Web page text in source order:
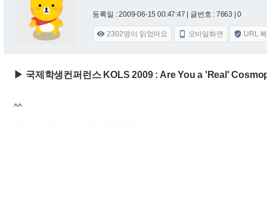
등록일 : 2009-06-15 00:47:47 | 글번호 : 7663 | 0
 2302명이 읽었어요  모바일화면  URL
▶ 국제학생컨퍼런스 KOLS 2009 : Are You a 'Real'
^^